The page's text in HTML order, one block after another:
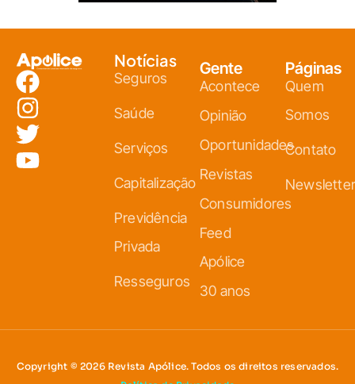
Notícias
Seguros
Saúde
Serviços
Capitalização
Previdência
Privada
Resseguros
Gente
Acontece
Opinião
Oportunidades
Revistas
Consumidores
Feed
Apólice
30 anos
Páginas
Quem
Somos
Contato
Newsletter
Copyright © 2026 Revista Apólice. Todos os direitos reservados.